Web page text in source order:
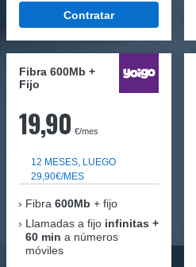
Contratar
Fibra 600Mb +
Fijo
19,90 €/mes
12 MESES, LUEGO
29,90€/MES
Fibra 600Mb + fijo
Llamadas a fijo infinitas +
60 min a números
móviles